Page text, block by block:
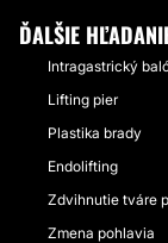
ĎALŠIE
Intragastrický
Lifting pier
Plastika brady
Endolifting
Zdvihnutie tváre
Zmena pohlavia